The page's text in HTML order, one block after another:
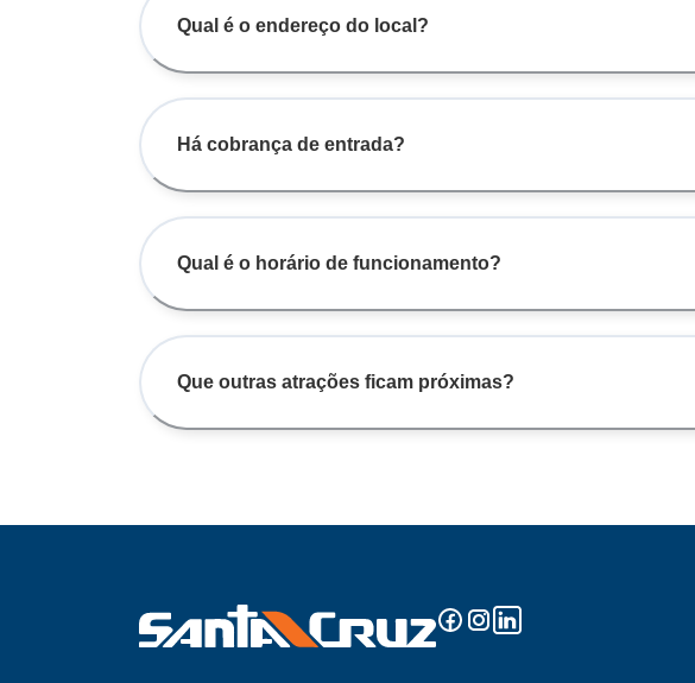
Qual é o endereço do local?
Há cobrança de entrada?
Qual é o horário de funcionamento?
Que outras atrações ficam próximas?